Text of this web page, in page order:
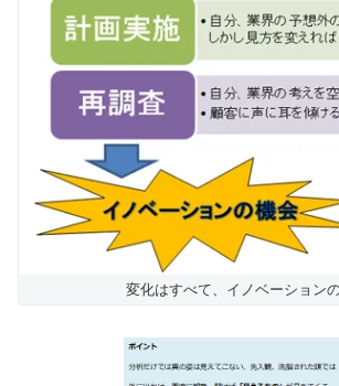
変化はすべて、イノベーション